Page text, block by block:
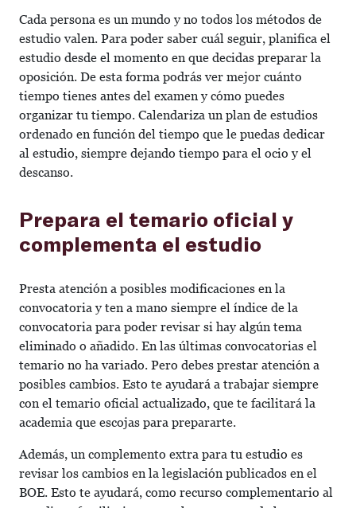
Cada persona es un mundo y no todos los métodos de
estudio valen. Para poder saber cuál seguir, planifica el
estudio desde el momento en que decidas preparar la
oposición. De esta forma podrás ver mejor cuánto
tiempo tienes antes del examen y cómo puedes
organizar tu tiempo. Calendariza un plan de estudios
ordenado en función del tiempo que le puedas dedicar
al estudio, siempre dejando tiempo para el ocio y el
descanso.
Prepara el temario oficial y
complementa el estudio
Presta atención a posibles modificaciones en la
convocatoria y ten a mano siempre el índice de la
convocatoria para poder revisar si hay algún tema
eliminado o añadido. En las últimas convocatorias el
temario no ha variado. Pero debes prestar atención a
posibles cambios. Esto te ayudará a trabajar siempre
con el temario oficial actualizado, que te facilitará la
academia que escojas para prepararte.
Además, un complemento extra para tu estudio es
revisar los cambios en la legislación publicados en el
BOE. Esto te ayudará, como recurso complementario al